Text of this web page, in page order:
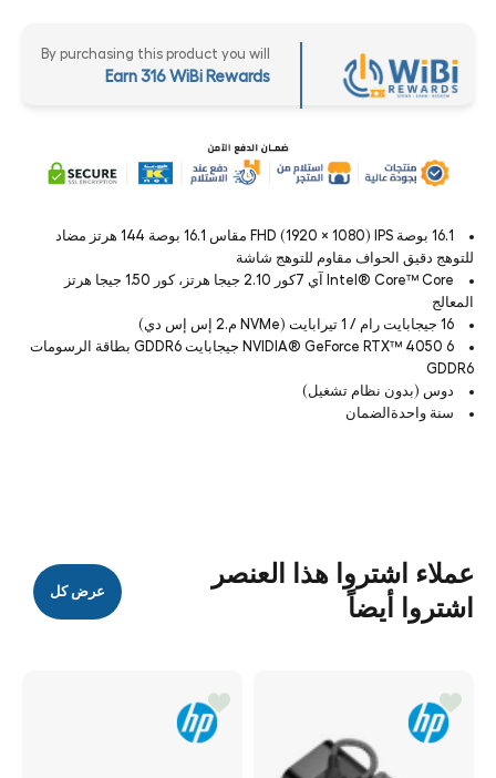
By purchasing this product you will
Earn 316 WiBi Rewards
16.1 بوصة FHD (1920 × 1080) IPS مقاس 16.1 بوصة 144 هرتز مضاد
للتوهج دقيق الحواف مقاوم للتوهج شاشة
Intel® Core™ Core آي 7كور 2.10 جيجا هرتز، كور 1.50 جيجا هرتز
المعالج
16 جيجابايت رام / 1 تيرابايت (NVMe م.2 إس إس دي)
NVIDIA® GeForce RTX™ 4050 6 جيجابايت GDDR6 بطاقة الرسومات
GDDR6
دوس (بدون نظام تشغيل)
سنة واحدةالضمان
عملاء اشتروا هذا العنصر
اشتروا أيضاً
عرض كل